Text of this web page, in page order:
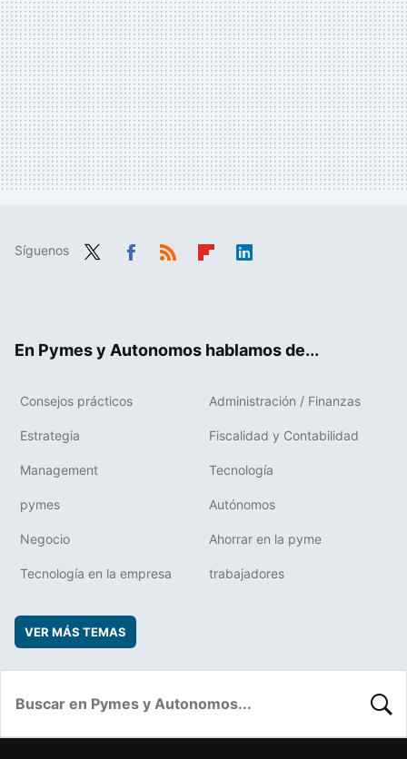
Síguenos
En Pymes y Autonomos hablamos de...
Consejos prácticos Administración / Finanzas
Estrategia Fiscalidad y Contabilidad
Management Tecnología
pymes Autónomos
Negocio Ahorrar en la pyme
Tecnología en la empresa trabajadores
VER MÁS TEMAS